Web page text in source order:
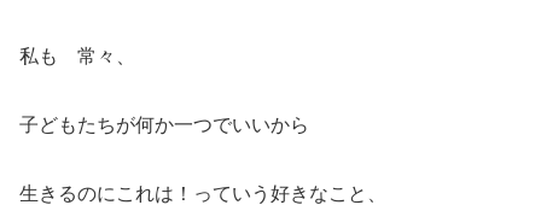
私も 常々、
子どもたちが何か一つでいいから
生きるのにこれは！っていう好きなこと、